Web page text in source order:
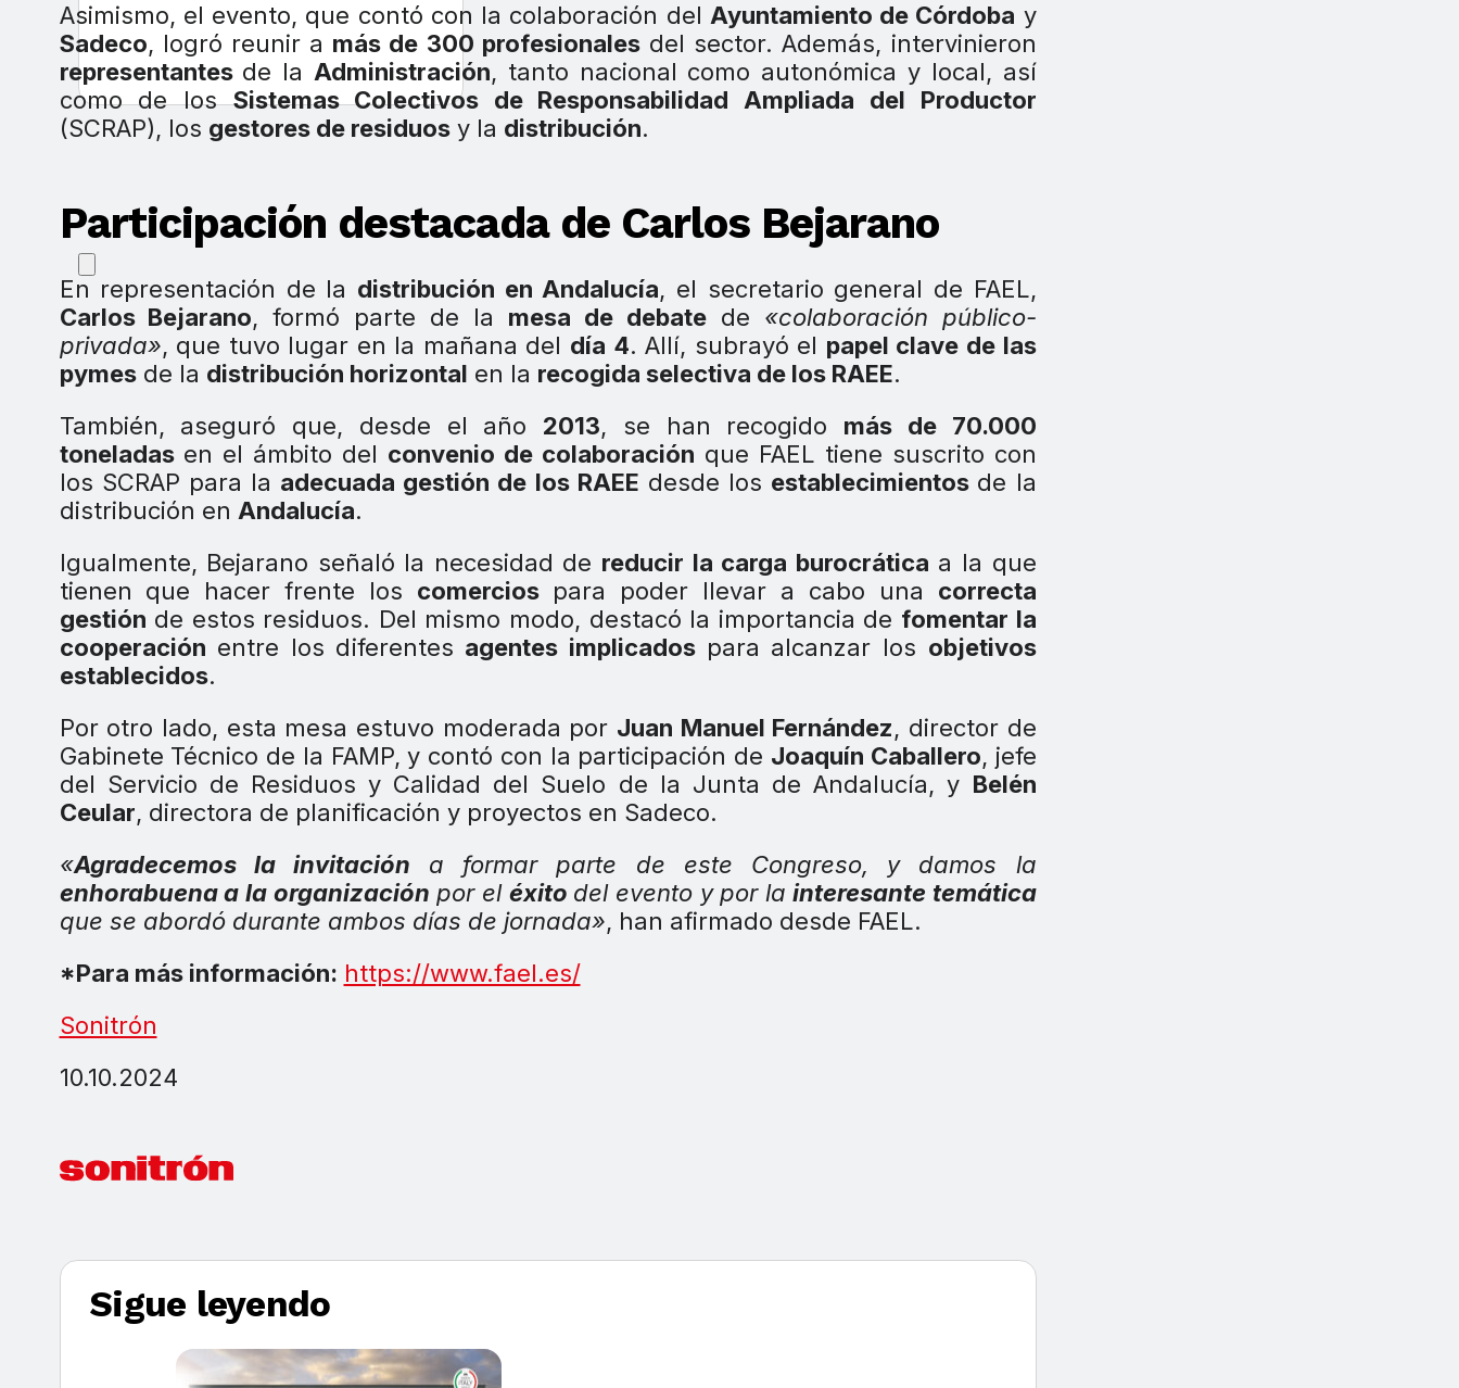
Asimismo, el evento, que contó con la colaboración del Ayuntamiento de Córdoba y
Sadeco, logró reunir a más de 300 profesionalesdel sector. Además, intervinieron
representantes de la Administración, tanto nacional como autonómica y local, así
como de losSistemas Colectivos de Responsabilidad Ampliada del Productor
(SCRAP), los gestores de residuosy la distribución.
Participación destacada de Carlos Bejarano
En representación de la distribución en Andalucía, el secretario general de FAEL,
Carlos Bejarano, formó parte de la mesa de debatede «colaboración público-
privada», que tuvo lugar en la mañana del día 4. Allí, subrayó el papel clave de las
pymesde la distribución horizontal en la recogida selectiva de los RAEE.
También, aseguró que, desde el año 2013, se han recogido más de 70.000
toneladasen el ámbito del convenio de colaboración que FAEL tiene suscrito con
los SCRAP para la adecuada gestión de los RAEE desde los establecimientos de la
distribución en Andalucía.
Igualmente, Bejarano señaló la necesidad de reducir la carga burocrática a la que
tienen que hacer frente los comercios para poder llevar a cabo una correcta
gestión de estos residuos. Del mismo modo, destacó la importancia de fomentar la
cooperación entre los diferentes agentes implicados para alcanzar los objetivos
establecidos.
Por otro lado, esta mesa estuvo moderada por Juan Manuel Fernández, director de
Gabinete Técnico de la FAMP, y contó con la participación de Joaquín Caballero, jefe
del Servicio de Residuos y Calidad del Suelo de la Junta de Andalucía, y Belén
Ceular, directora de planificación y proyectos en Sadeco.
«Agradecemos la invitación a formar parte de este Congreso, y damos la
enhorabuena a la organización por el éxito del evento y por la interesante temática
que se abordó durante ambos días de jornada», han afirmado desde FAEL.
*Para más información: https://www.fael.es/
Sonitrón
10.10.2024
Sigue leyendo